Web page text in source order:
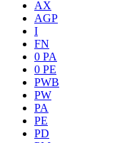
AX
AGP
I
FN
0 PA
0 PE
PWB
PW
PA
PE
PD